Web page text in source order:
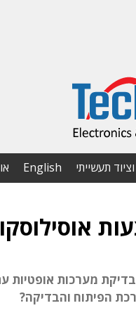
תעשייתי English
מערכות אופטיות